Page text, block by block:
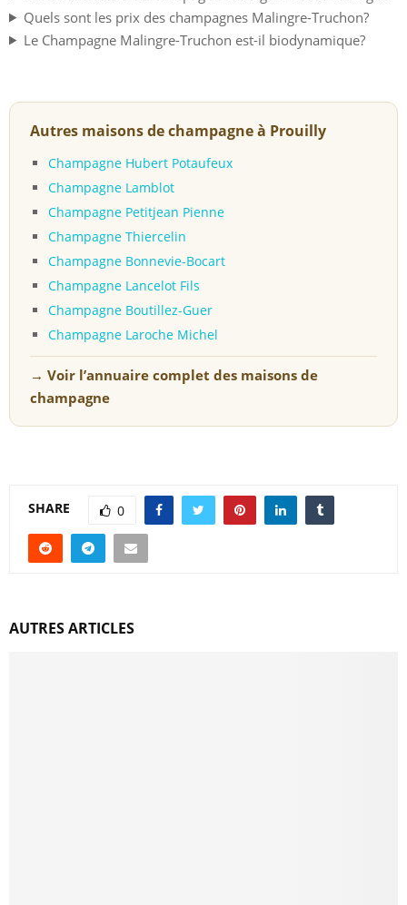
Quels sont les prix des champagnes Malingre-Truchon?
Le Champagne Malingre-Truchon est-il biodynamique?
Autres maisons de champagne à Prouilly
Champagne Hubert Potaufeux
Champagne Lamblot
Champagne Petitjean Pienne
Champagne Thiercelin
Champagne Bonnevie-Bocart
Champagne Lancelot Fils
Champagne Boutillez-Guer
Champagne Laroche Michel
→ Voir l’annuaire complet des maisons de
champagne
SHARE 0
AUTRES ARTICLES